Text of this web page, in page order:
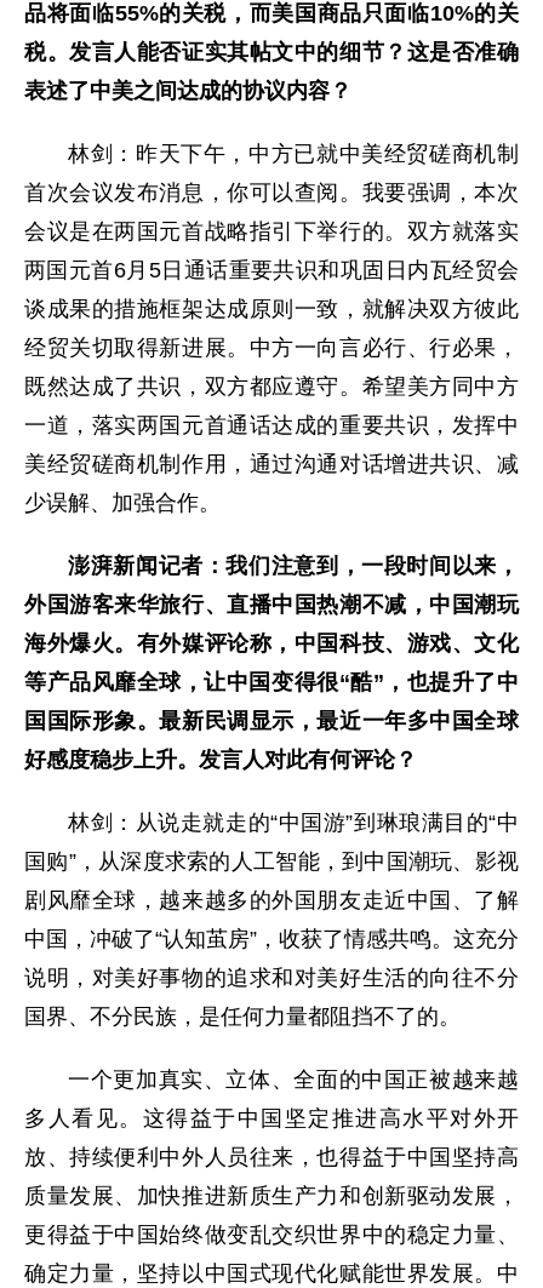
品将面临55%的关税，而美国商品只面临10%的关
税。发言人能否证实其帖文中的细节？这是否准确
表述了中美之间达成的协议内容？
林剑：昨天下午，中方已就中美经贸磋商机制
首次会议发布消息，你可以查阅。我要强调，本次
会议是在两国元首战略指引下举行的。双方就落实
两国元首6月5日通话重要共识和巩固日内瓦经贸会
谈成果的措施框架达成原则一致，就解决双方彼此
经贸关切取得新进展。中方一向言必行、行必果，
既然达成了共识，双方都应遵守。希望美方同中方
一道，落实两国元首通话达成的重要共识，发挥中
美经贸磋商机制作用，通过沟通对话增进共识、减
少误解、加强合作。
澎湃新闻记者：我们注意到，一段时间以来，
外国游客来华旅行、直播中国热潮不减，中国潮玩
海外爆火。有外媒评论称，中国科技、游戏、文化
等产品风靡全球，让中国变得很“酷”，也提升了中
国国际形象。最新民调显示，最近一年多中国全球
好感度稳步上升。发言人对此有何评论？
林剑：从说走就走的“中国游”到琳琅满目的“中
国购”，从深度求索的人工智能，到中国潮玩、影视
剧风靡全球，越来越多的外国朋友走近中国、了解
中国，冲破了“认知茧房”，收获了情感共鸣。这充分
说明，对美好事物的追求和对美好生活的向往不分
国界、不分民族，是任何力量都阻挡不了的。
一个更加真实、立体、全面的中国正被越来越
多人看见。这得益于中国坚定推进高水平对外开
放、持续便利中外人员往来，也得益于中国坚持高
质量发展、加快推进新质生产力和创新驱动发展，
更得益于中国始终做变乱交织世界中的稳定力量、
确定力量，坚持以中国式现代化赋能世界发展。中